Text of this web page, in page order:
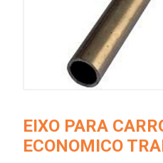
EIXO PARA
ECONOMICO